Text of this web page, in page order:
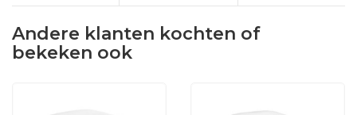
Andere klanten kochten of
bekeken ook